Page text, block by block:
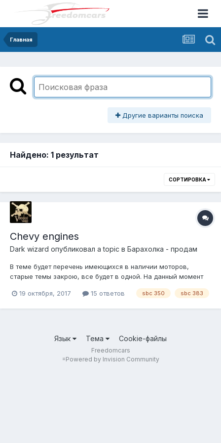
Главная
Другие варианты поиска
Найдено: 1 результат
СОРТИРОВКА
Chevy engines
Dark wizard опубликовал a topic в Барахолка - продам
В теме будет перечень имеющихся в наличии моторов,
старые темы закрою, все будет в одной. На данный момент
мощность 550 сил, описание и фото выложу чуть позже, цена
19 октября, 2017 15 ответов sbc 350 sbc 383
Язык Тема Cookie-файлы
Freedomcars
=Powered by Invision Community